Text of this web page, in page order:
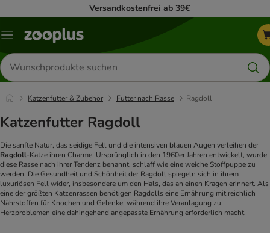
Versandkostenfrei ab 39€
Menü
Produkte
suchen
Katzenfutter & Zubehör Futter nach Rasse Ragdoll
Katzenfutter Ragdoll
Die sanfte Natur, das seidige Fell und die intensiven blauen Augen verleihen der
Ragdoll-Katze ihren Charme. Ursprünglich in den 1960er Jahren entwickelt, wurde
diese Rasse nach ihrer Tendenz benannt, schlaff wie eine weiche Stoffpuppe zu
werden. Die Gesundheit und Schönheit der Ragdoll spiegeln sich in ihrem
luxuriösen Fell wider, insbesondere um den Hals, das an einen Kragen erinnert. Als
eine der größten Katzenrassen benötigen Ragdolls eine Ernährung mit reichlich
Nährstoffen für Knochen und Gelenke, während ihre Veranlagung zu
Herzproblemen eine dahingehend angepasste Ernährung erforderlich macht.